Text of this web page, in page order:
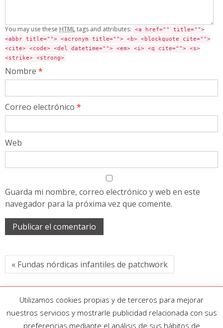
You may use these HTMLtags and attributes:
<a href="" title="">
<abbr title=""> <acronym title=""> <b> <blockquote cite="">
<cite> <code> <del datetime=""> <em> <i> <q cite=""> <s>
<strike> <strong>
Nombre *
Correo electrónico *
Web
Guarda mi nombre, correo electrónico y web en este
navegador para la próxima vez que comente.
« Fundas nórdicas infantiles de patchwork
Utilizamos cookies propias y de terceros para mejorar
nuestros servicios y mostrarle publicidad relacionada con sus
preferencias mediante el análisis de sus hábitos de